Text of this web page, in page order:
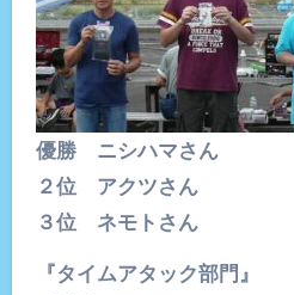
優勝 ニシハマさん
２位 アクツさん
３位 ネモトさん
『タイムアタック部門』